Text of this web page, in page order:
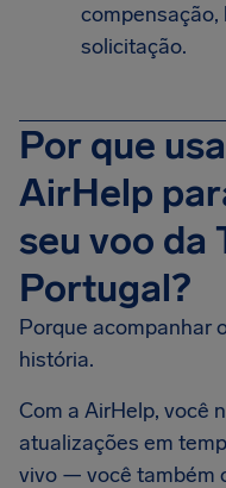
compensação,
solicitação.
Por que
AirHelp
seu voo da
Portugal?
Porque acompanhar
história.
Com a AirHelp, você
atualizações em
vivo — você também